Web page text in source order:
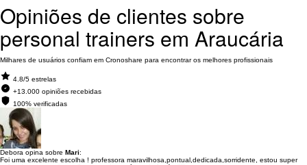
Opiniões de clientes sobre
personal trainers em Araucária
Milhares de usuários confiam em Cronoshare para encontrar os melhores profissionais
4.8/5 estrelas
+13.000 opiniões recebidas
100% verificadas
Debora opina sobre Mari:
Foi uma excelente escolha ! professora maravilhosa,pontual,dedicada,sorridente, estou super